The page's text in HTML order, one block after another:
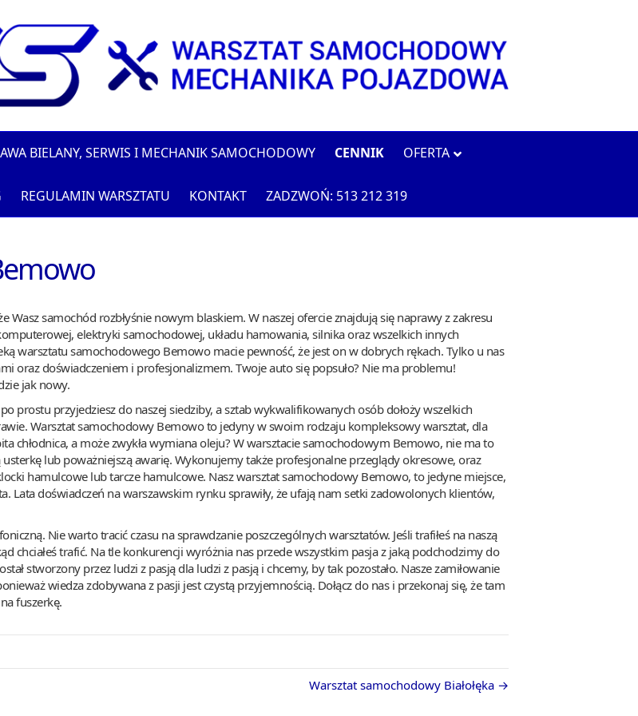
BIELANY, SERWIS I MECHANIK SAMOCHODOWY CENNIK OFERTA
REGULAMIN WARSZTATU KONTAKT ZADZWOŃ: 513 212 319
samochód rozbłyśnie nowym blaskiem. W naszej ofercie znajdują się naprawy z zakresu
elektryki samochodowej, układu hamowania, silnika oraz wszelkich innych
warsztatu samochodowego Bemowo macie pewność, że jest on w dobrych rękach. Tylko u nas
oraz doświadczeniem i profesjonalizmem. Twoje auto się popsuło? Nie ma problemu!
jak nowy.
prostu przyjedziesz do naszej siedziby, a sztab wykwalifikowanych osób dołoży wszelkich
Warsztat samochodowy Bemowo to jedyny w swoim rodzaju kompleksowy warsztat, dla
chłodnica, a może zwykła wymiana oleju? W warsztacie samochodowym Bemowo, nie ma to
lub poważniejszą awarię. Wykonujemy także profesjonalne przeglądy okresowe, oraz
hamulcowe lub tarcze hamulcowe. Nasz warsztat samochodowy Bemowo, to jedyne miejsce,
Lata doświadczeń na warszawskim rynku sprawiły, że ufają nam setki zadowolonych klientów,
Nie warto tracić czasu na sprawdzanie poszczególnych warsztatów. Jeśli trafiłeś na naszą
chciałeś trafić. Na tle konkurencji wyróżnia nas przede wszystkim pasja z jaką podchodzimy do
stworzony przez ludzi z pasją dla ludzi z pasją i chcemy, by tak pozostało. Nasze zamiłowanie
wiedza zdobywana z pasji jest czystą przyjemnością. Dołącz do nas i przekonaj się, że tam
fuszerkę.
Warsztat samochodowy Białołęka →